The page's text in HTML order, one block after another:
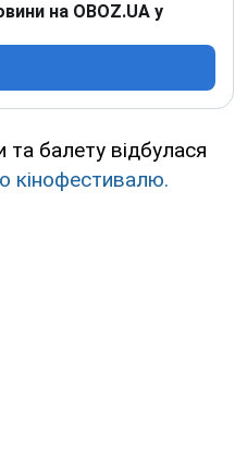
на OBOZ.UA у
балету відбулася
кінофестивалю.